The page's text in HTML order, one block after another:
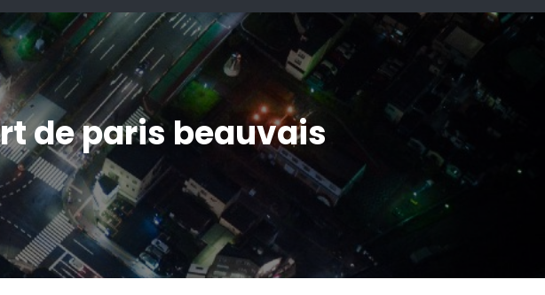
de paris beauvais